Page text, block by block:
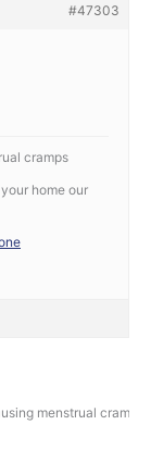
#47303
cramps
home our
menstrual cramps